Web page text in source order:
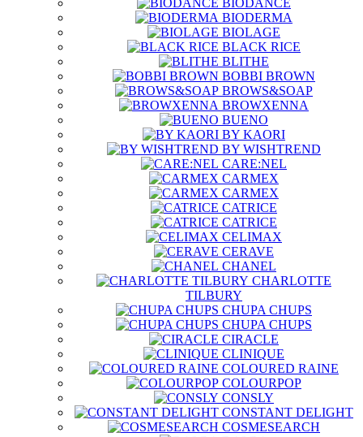
BIODANCE
BIODERMA
BIOLAGE
BLACK RICE
BLITHE
BOBBI BROWN
BROWS&SOAP
BROWXENNA
BUENO
BY KAORI
BY WISHTREND
CARE:NEL
CARMEX
CARMEX
CATRICE
CATRICE
CELIMAX
CERAVE
CHANEL
CHARLOTTE
TILBURY
CHUPA CHUPS
CHUPA CHUPS
CIRACLE
CLINIQUE
COLOURED RAINE
COLOURPOP
CONSLY
CONSTANT DELIGHT
COSMESEARCH